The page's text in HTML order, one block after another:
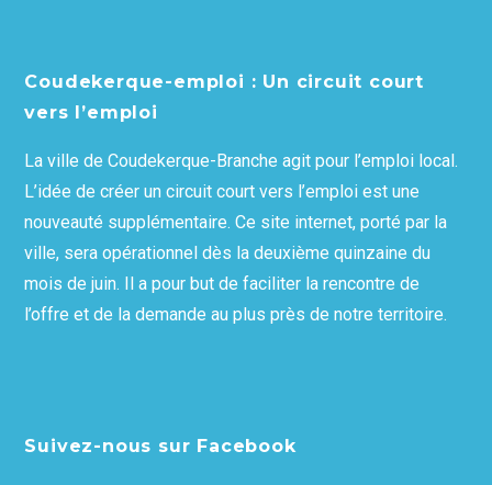
Coudekerque-emploi : Un circuit court
vers l’emploi
La ville de Coudekerque-Branche agit pour l’emploi local.
L’idée de créer un circuit court vers l’emploi est une
nouveauté supplémentaire. Ce site internet, porté par la
ville, sera opérationnel dès la deuxième quinzaine du
mois de juin. Il a pour but de faciliter la rencontre de
l’offre et de la demande au plus près de notre territoire.
Suivez-nous sur Facebook